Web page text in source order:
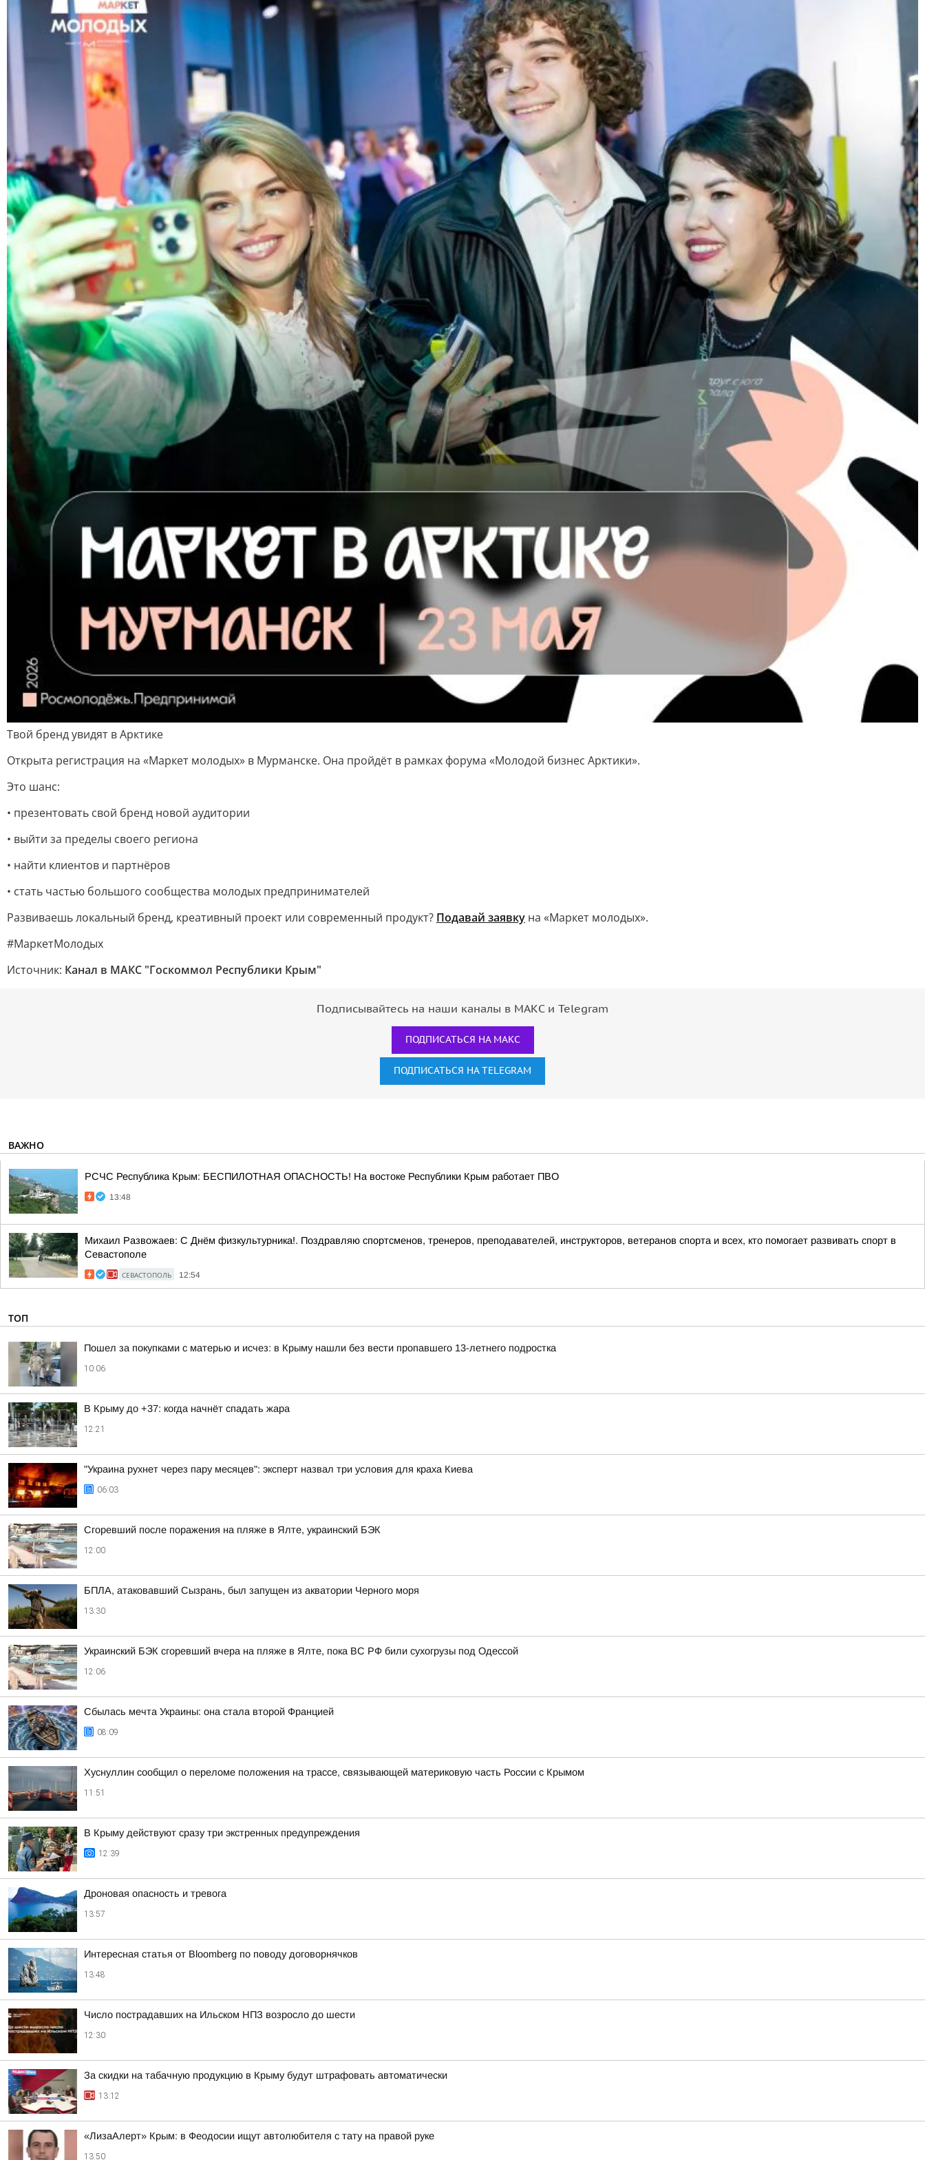
Твой бренд увидят в Арктике
Открыта регистрация на «Маркет молодых» в Мурманске. Она пройдёт в рамках форума «Молодой бизнес Арктики».
Это шанс:
• презентовать свой бренд новой аудитории
• выйти за пределы своего региона
• найти клиентов и партнёров
• стать частью большого сообщества молодых предпринимателей
Развиваешь локальный бренд, креативный проект или современный продукт? Подавай заявку на «Маркет молодых».
#МаркетМолодых
Источник: Канал в МАКС "Госкоммол Республики Крым"
Подписывайтесь на наши каналы в МАКС и Telegram
ПОДПИСАТЬСЯ НА МАКС
ПОДПИСАТЬСЯ НА TELEGRAM
ВАЖНО
РСЧС Республика Крым: БЕСПИЛОТНАЯ ОПАСНОСТЬ! На востоке Республики Крым работает ПВО
13:48
Михаил Развожаев: С Днём физкультурника!. Поздравляю спортсменов, тренеров, преподавателей, инструкторов, ветеранов спорта и всех, кто помогает развивать спорт в
Севастополе
СЕВАСТОПОЛЬ 12:54
ТОП
Пошел за покупками с матерью и исчез: в Крыму нашли без вести пропавшего 13-летнего подростка
10:06
В Крыму до +37: когда начнёт спадать жара
12:21
"Украина рухнет через пару месяцев": эксперт назвал три условия для краха Киева
06:03
Сгоревший после поражения на пляже в Ялте, украинский БЭК
12:00
БПЛА, атаковавший Сызрань, был запущен из акватории Черного моря
13:30
Украинский БЭК сгоревший вчера на пляже в Ялте, пока ВС РФ били сухогрузы под Одессой
12:06
Сбылась мечта Украины: она стала второй Францией
08:09
Хуснуллин сообщил о переломе положения на трассе, связывающей материковую часть России с Крымом
11:51
В Крыму действуют сразу три экстренных предупреждения
12:39
Дроновая опасность и тревога
13:57
Интересная статья от Bloomberg по поводу договорнячков
13:48
Число пострадавших на Ильском НПЗ возросло до шести
12:30
За скидки на табачную продукцию в Крыму будут штрафовать автоматически
13:12
«ЛизаАлерт» Крым: в Феодосии ищут автолюбителя с тату на правой руке
13:50